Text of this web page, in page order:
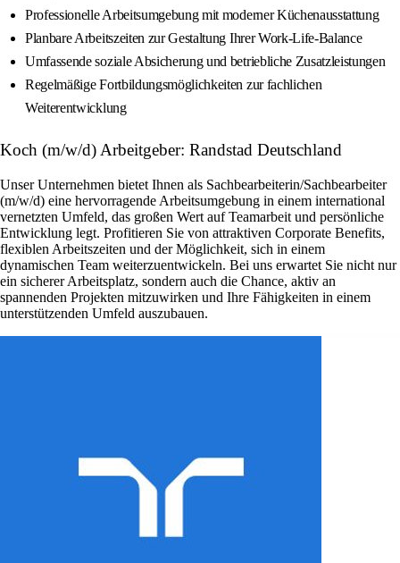
Professionelle Arbeitsumgebung mit moderner Küchenausstattung
Planbare Arbeitszeiten zur Gestaltung Ihrer Work-Life-Balance
Umfassende soziale Absicherung und betriebliche Zusatzleistungen
Regelmäßige Fortbildungsmöglichkeiten zur fachlichen
Weiterentwicklung
Koch (m/w/d) Arbeitgeber: Randstad Deutschland
Unser Unternehmen bietet Ihnen als Sachbearbeiterin/Sachbearbeiter
(m/w/d) eine hervorragende Arbeitsumgebung in einem international
vernetzten Umfeld, das großen Wert auf Teamarbeit und persönliche
Entwicklung legt. Profitieren Sie von attraktiven Corporate Benefits,
flexiblen Arbeitszeiten und der Möglichkeit, sich in einem
dynamischen Team weiterzuentwickeln. Bei uns erwartet Sie nicht nur
ein sicherer Arbeitsplatz, sondern auch die Chance, aktiv an
spannenden Projekten mitzuwirken und Ihre Fähigkeiten in einem
unterstützenden Umfeld auszubauen.